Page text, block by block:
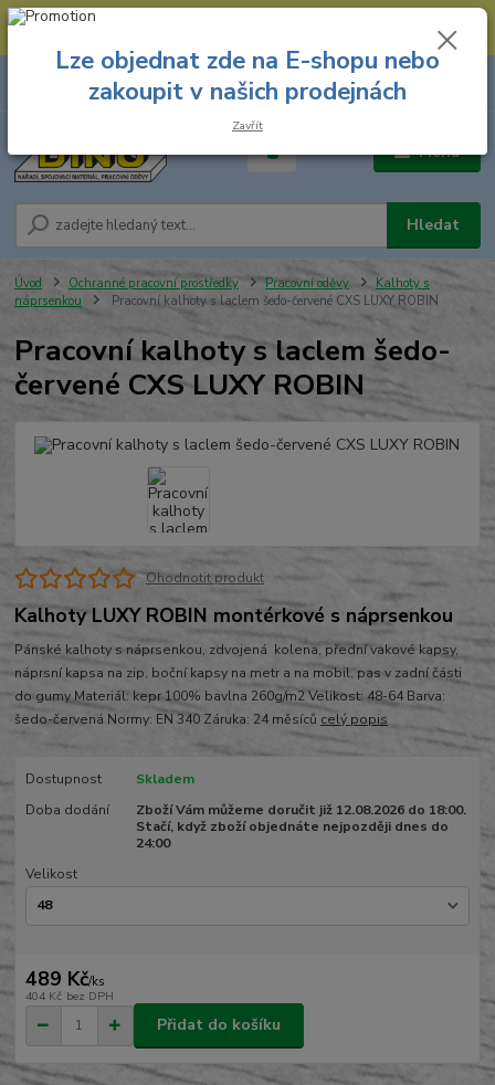
--- Spojovací materiál: 774 431 045 --- Prodejna nářadí: 731 449 423 --
Menu
Hledat
8.00 hod. - 16.00 hod.
za
Úvod Ochranné pracovní prostředky Pracovní oděvy
Kalhoty s
náprsenkou
Pracovní kalhoty s laclem šedo-červené CXS LUXY ROBIN
Pracovní kalhoty s laclem šedo-
červené CXS LUXY ROBIN
Ohodnotit produkt
Kalhoty LUXY ROBIN montérkové s náprsenkou
Pánské kalhoty s náprsenkou, zdvojená kolena, přední vakové kapsy,
náprsní kapsa na zip, boční kapsy na metr a na mobil, pas v zadní části
do gumy Materiál: kepr 100% bavlna 260g/m2 Velikost: 48-64 Barva:
šedo-červená Normy: EN 340 Záruka: 24 měsíců celý popis
Dostupnost
Skladem
Doba dodání
Zboží Vám můžeme doručit již 12.08.2026 do 18:00.
Stačí, když zboží objednáte nejpozději dnes do
24:00
Velikost
489 Kč/ks
404 Kč bez DPH
Přidat do košíku
Lze objednat zde na E-shopu nebo
zakoupit v našich prodejnách
Zavřít